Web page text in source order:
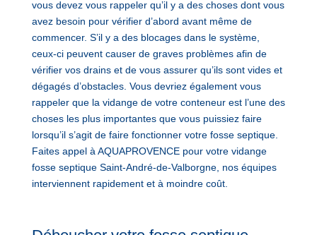
vous devez vous rappeler qu’il y a des choses dont vous
avez besoin pour vérifier d’abord avant même de
commencer. S’il y a des blocages dans le système,
ceux-ci peuvent causer de graves problèmes afin de
vérifier vos drains et de vous assurer qu’ils sont vides et
dégagés d’obstacles. Vous devriez également vous
rappeler que la vidange de votre conteneur est l’une des
choses les plus importantes que vous puissiez faire
lorsqu’il s’agit de faire fonctionner votre fosse septique.
Faites appel à AQUAPROVENCE pour votre vidange
fosse septique Saint-André-de-Valborgne, nos équipes
interviennent rapidement et à moindre coût.